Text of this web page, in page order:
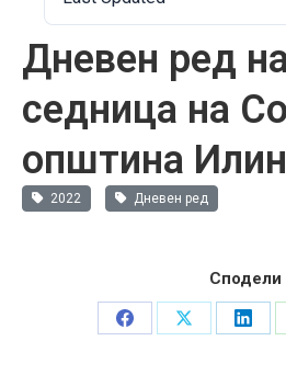
Дневен ред
седница на
општина
2022 Дневен ред
Сподели
Share
Share
Share